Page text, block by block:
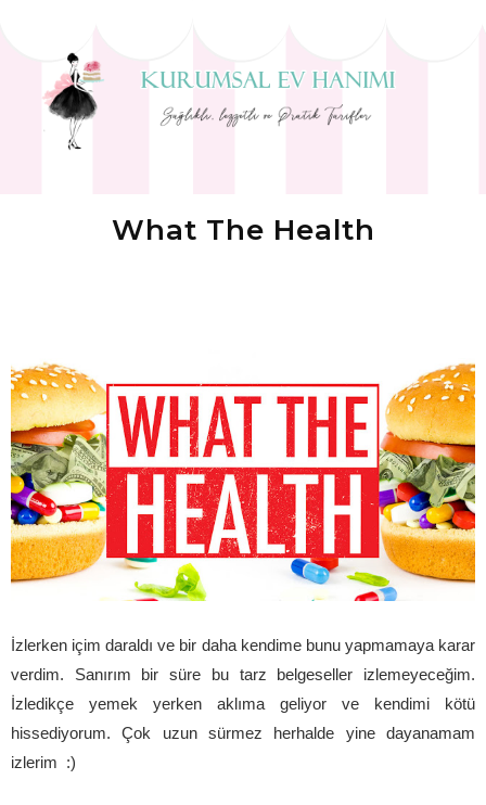
What The Health
İzlerken içim daraldı ve bir daha kendime bunu yapmamaya karar
verdim. Sanırım bir süre bu tarz belgeseller izlemeyeceğim.
İzledikçe yemek yerken aklıma geliyor ve kendimi kötü
hissediyorum. Çok uzun sürmez herhalde yine dayanamam
izlerim :)